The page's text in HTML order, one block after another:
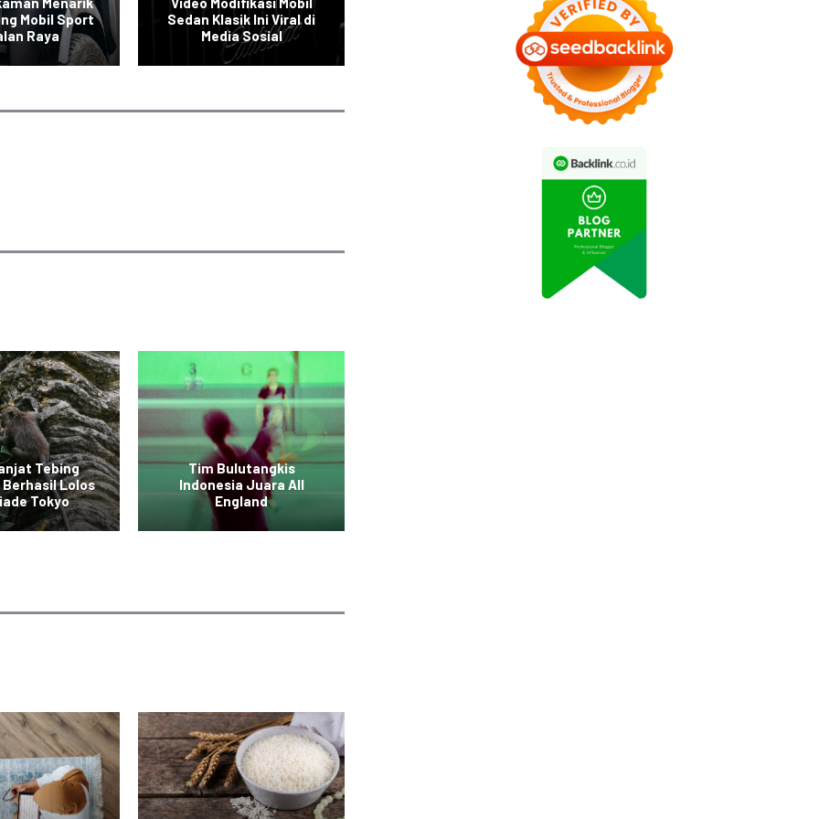
Mobil Sport
Raya
Sedan Klasik Ini Viral di
Media Sosial
Sport Terbaru Viral di
Aksi Drifting Mobil Sport
di Jalan Raya
Tebing
Lolos
Tokyo
Tim Bulutangkis
Indonesia Juara All
England